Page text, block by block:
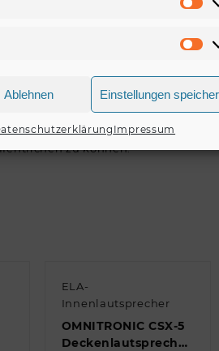
Ablehnen Einstellungen
Impressum
PS-20
zu können.
ELA-
Innenlautsprecher
OMNITRONIC CSX-5
Deckenlautsprecher